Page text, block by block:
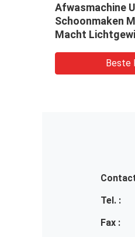
Afwasmachine
Schoonmaken
Macht
Beste
Tel. :
Fax :